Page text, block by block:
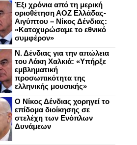
Έξι χρόνια από τη μερική
οριοθέτηση ΑΟΖ Ελλάδας-
Αιγύπτου – Νίκος Δένδιας:
«Κατοχυρώσαμε το εθνικό
συμφέρον»
Ν. Δένδιας για την απώλεια
του Λάκη Χαλκιά: «Υπήρξε
εμβληματική
προσωπικότητα της
ελληνικής μουσικής»
Ο Νίκος Δένδιας χορηγεί το
επίδομα διοίκησης σε
στελέχη των Ενόπλων
Δυνάμεων